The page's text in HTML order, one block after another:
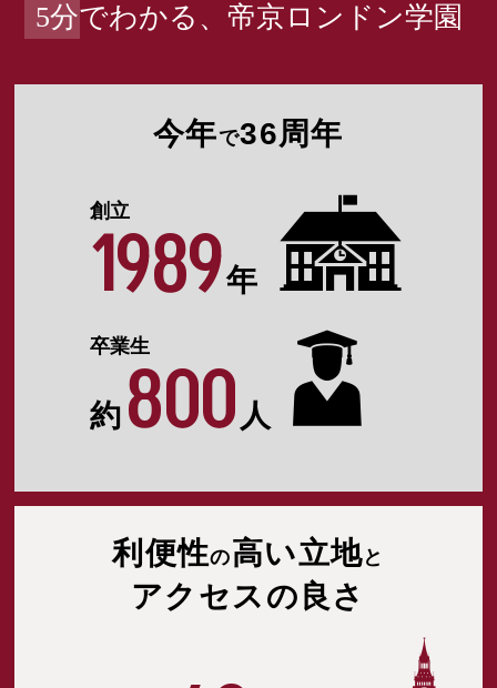
5分でわかる、帝京ロンドン学園
今年で36周年
創立
1989年
卒業生
約 800 人
利便性の高い立地と
アクセスの良さ